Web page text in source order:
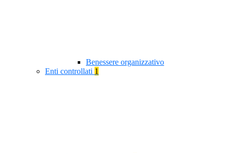
Benessere organizzativo
Enti controllati 1